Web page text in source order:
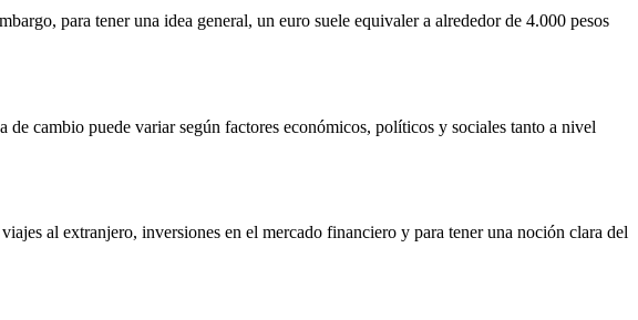
para tener una idea general, un euro suele equivaler a alrededor de 4.000 pesos
cambio puede variar según factores económicos, políticos y sociales tanto a nivel
al extranjero, inversiones en el mercado financiero y para tener una noción clara del